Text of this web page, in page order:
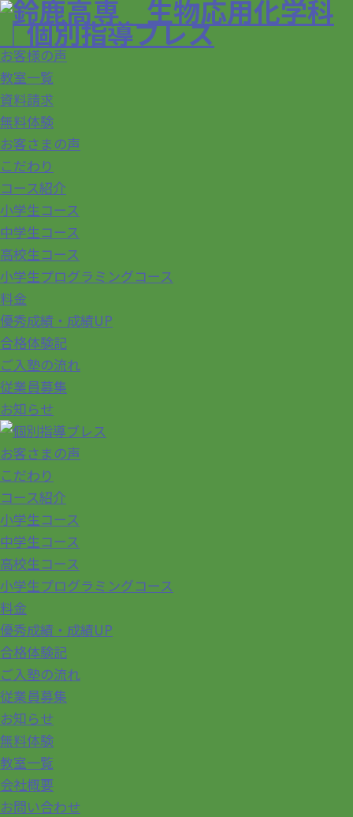
お客様の声
教室一覧
資料請求
無料体験
お客さまの声
こだわり
コース紹介
小学生コース
中学生コース
高校生コース
小学生プログラミングコース
料金
優秀成績・成績UP
合格体験記
ご入塾の流れ
従業員募集
お知らせ
お客さまの声
こだわり
コース紹介
小学生コース
中学生コース
高校生コース
小学生プログラミングコース
料金
優秀成績・成績UP
合格体験記
ご入塾の流れ
従業員募集
お知らせ
無料体験
教室一覧
会社概要
お問い合わせ